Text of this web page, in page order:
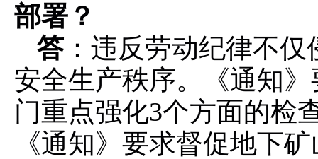
部署？
答：违反劳动纪律不仅
安全生产秩序。《通知
门重点强化3个方面的检
《通知》要求督促地下